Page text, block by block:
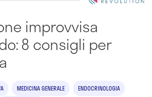
improvvisa
8 consigli per
MEDICINA GENERALE
ENDOCRINOLOGIA